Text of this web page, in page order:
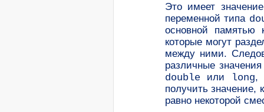
Это имеет
переменной типа
основной памятью
которые могут
между ними.
различные значения
double или long,
получить значение,
равно некоторой